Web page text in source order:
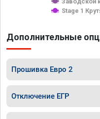
Stage 1
Дополнительные
Прошивка Евро 2
Отключение ЕГР